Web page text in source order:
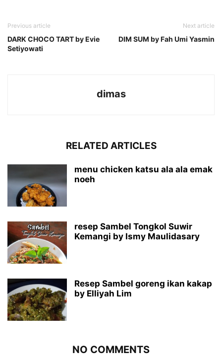
Previous article
DARK CHOCO TART by Evie
Setiyowati
Next article
DIM SUM by Fah Umi Yasmin
dimas
RELATED ARTICLES
menu chicken katsu ala ala emak
noeh
resep Sambel Tongkol Suwir
Kemangi by Ismy Maulidasary
Resep Sambel goreng ikan kakap
by Elliyah Lim
NO COMMENTS